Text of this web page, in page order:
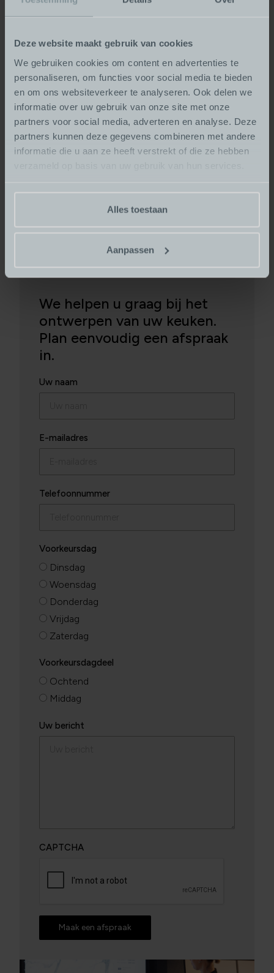
Deze website maakt gebruik van cookies
We gebruiken cookies om content en advertenties te
personaliseren, om functies voor social media te bieden
en om ons websiteverkeer te analyseren. Ook delen we
informatie over uw gebruik van onze site met onze
partners voor social media, adverteren en analyse. Deze
partners kunnen deze gegevens combineren met andere
informatie die u aan ze heeft verstrekt of die ze hebben
Alles toestaan
Aanpassen
Maak het eigen
de juiste balans tussen ruwe en warme elementen
creëren we een ruimte die stoer én sfeervol is. Houten
accenten maken de keuken toegankelijker. Ook
verlichting speelt een grote rol: kies voor hanglampen
met een vintage uitstraling of metalen armaturen met
warme lichtbronnen.
Bij Baars Topkeukens zorgen we ervoor dat uw industriële
Maak kennis met het team
We helpen u graag bij het
ontwerpen van uw keuken.
Plan eenvoudig een afspraak
in.
Uw naam
E-mailadres
Telefoonnummer
Voorkeursdag
Dinsdag
Woensdag
Donderdag
Vrijdag
Zaterdag
Voorkeursdagdeel
Ochtend
Middag
Uw bericht
CAPTCHA
Maak een afspraak